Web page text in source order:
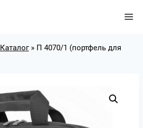
Каталог» П 4070/1 (портфель для